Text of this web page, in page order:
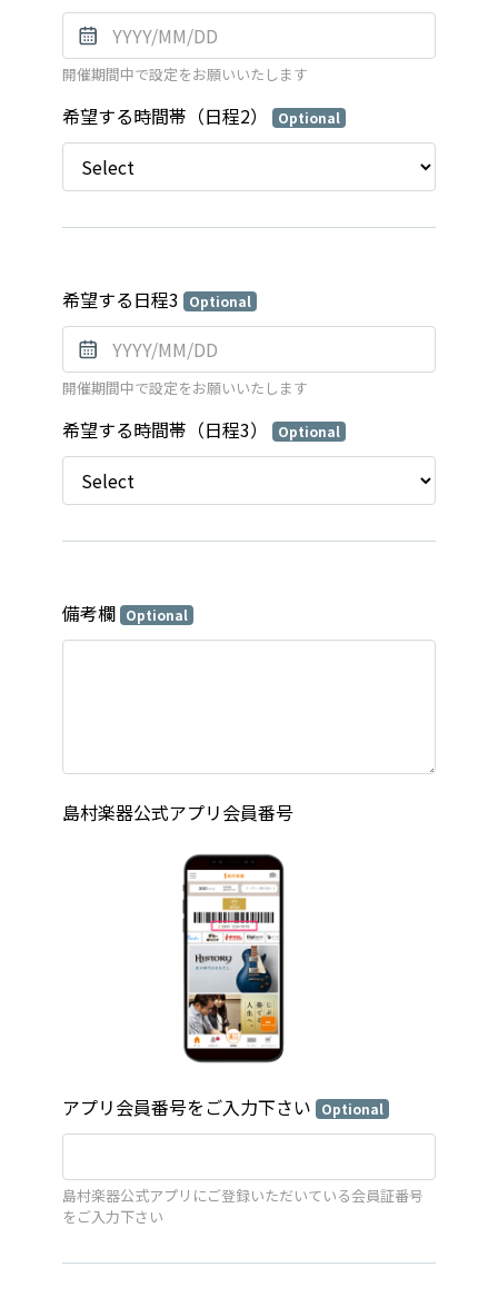
開催期間中で設定をお願いいたします
希望する時間帯（日程2） Optional
希望する日程3 Optional
開催期間中で設定をお願いいたします
希望する時間帯（日程3） Optional
備考欄 Optional
島村楽器公式アプリ会員番号
アプリ会員番号をご入力下さい Optional
島村楽器公式アプリにご登録いただいている会員証番号
をご入力下さい